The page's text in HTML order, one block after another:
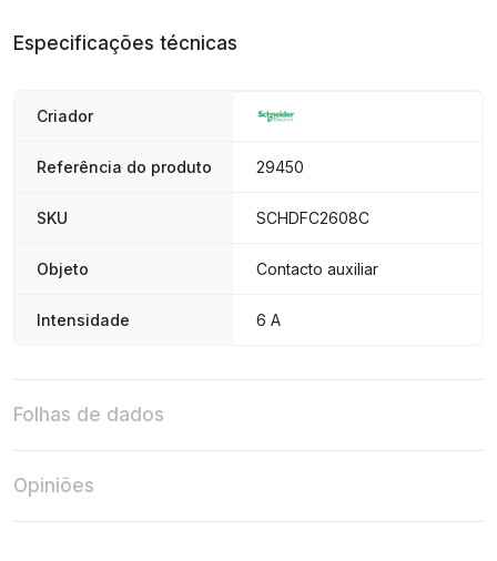
Especificações técnicas
Criador
Referência do produto 29450
SKU SCHDFC2608C
Objeto Contacto auxiliar
Intensidade 6 A
Folhas de dados
Opiniões